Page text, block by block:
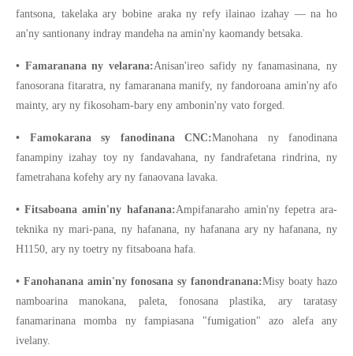
fantsona, takelaka ary bobine araka ny refy ilainao izahay — na ho
an'ny santionany indray mandeha na amin'ny kaomandy betsaka.
• Famaranana ny velarana:Anisan'ireo safidy ny fanamasinana, ny
fanosorana fitaratra, ny famaranana manify, ny fandoroana amin'ny afo
mainty, ary ny fikosoham-bary eny ambonin'ny vato forged.
• Famokarana sy fanodinana CNC:Manohana ny fanodinana
fanampiny izahay toy ny fandavahana, ny fandrafetana rindrina, ny
fametrahana kofehy ary ny fanaovana lavaka.
• Fitsaboana amin'ny hafanana:Ampifanaraho amin'ny fepetra ara-
teknika ny mari-pana, ny hafanana, ny hafanana ary ny hafanana, ny
H1150, ary ny toetry ny fitsaboana hafa.
• Fanohanana amin'ny fonosana sy fanondranana:Misy boaty hazo
namboarina manokana, paleta, fonosana plastika, ary taratasy
fanamarinana momba ny fampiasana "fumigation" azo alefa any
ivelany.